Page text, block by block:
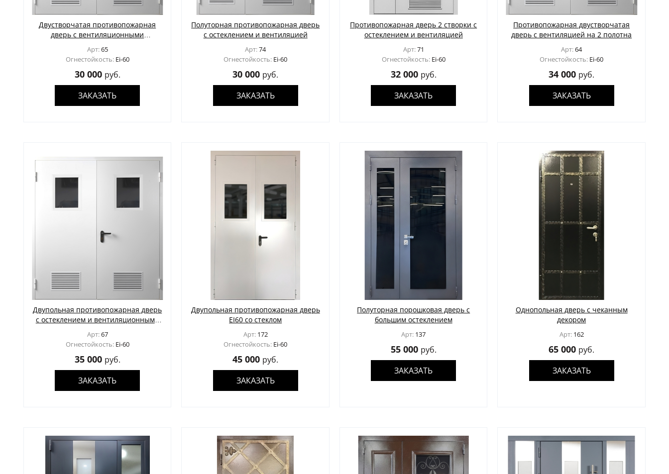
Двустворчатая противопожарная
дверь с вентиляционными
Арт:65
Огнестойкость:Ei-60
30 000 руб.
ЗАКАЗАТЬ
Полуторная противопожарная дверь
с остеклением и вентиляцией
Арт:74
Огнестойкость: Ei-60
30 000 руб.
ЗАКАЗАТЬ
Противопожарная дверь 2 створки с
остеклением и вентиляцией
Арт:71
Огнестойкость:Ei-60
32 000 руб.
ЗАКАЗАТЬ
Противопожарная двустворчатая
дверь с вентиляцией на 2 полотна
Арт:64
Огнестойкость: Ei-60
34 000 руб.
ЗАКАЗАТЬ
Двупольная противопожарная дверь
с остеклением и вентиляционными
Арт:67
Огнестойкость:Ei-60
35 000 руб.
ЗАКАЗАТЬ
Двупольная противопожарная дверь
EI60 со стеклом
Арт:172
Огнестойкость: Ei-60
45 000 руб.
ЗАКАЗАТЬ
Полуторная порошковая дверь с
большим остеклением
Арт: 137
55 000 руб.
ЗАКАЗАТЬ
Однопольная дверь с чеканным
декором
Арт:162
65 000 руб.
ЗАКАЗАТЬ